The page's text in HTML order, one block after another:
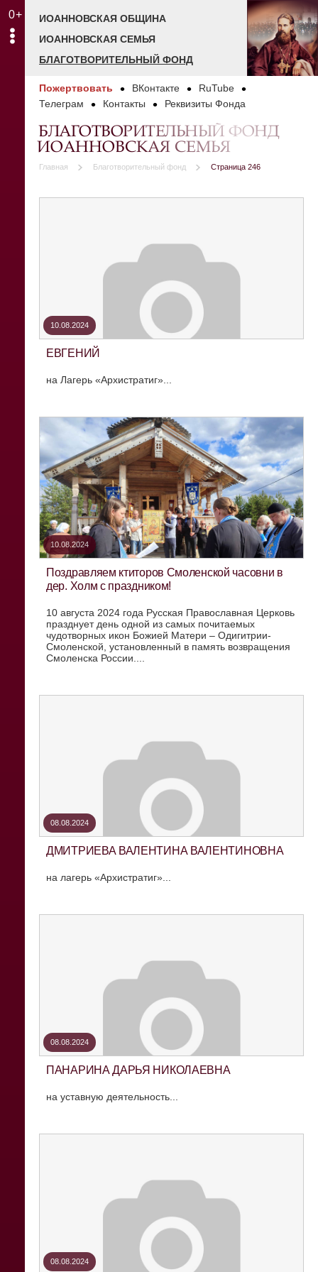
0+
ИОАННОВСКАЯ ОБЩИНА
ИОАННОВСКАЯ СЕМЬЯ
БЛАГОТВОРИТЕЛЬНЫЙ ФОНД
Пожертвовать ВКонтакте
RuTube
Телеграм
Контакты Реквизиты Фонда
БЛАГОТВОРИТЕЛЬНЫЙ ФОНД
ИОАННОВСКАЯ СЕМЬЯ
Главная Благотворительный фонд Страница 246
10.08.2024
ЕВГЕНИЙ
на Лагерь «Архистратиг»...
10.08.2024
Поздравляем ктиторов Смоленской часовни в
дер. Холм с праздником!
10 августа 2024 года Русская Православная Церковь
празднует день одной из самых почитаемых
чудотворных икон Божией Матери – Одигитрии-
Смоленской, установленный в память возвращения
Смоленска России....
08.08.2024
ДМИТРИЕВА ВАЛЕНТИНА ВАЛЕНТИНОВНА
на лагерь «Архистратиг»...
08.08.2024
ПАНАРИНА ДАРЬЯ НИКОЛАЕВНА
на уставную деятельность...
08.08.2024